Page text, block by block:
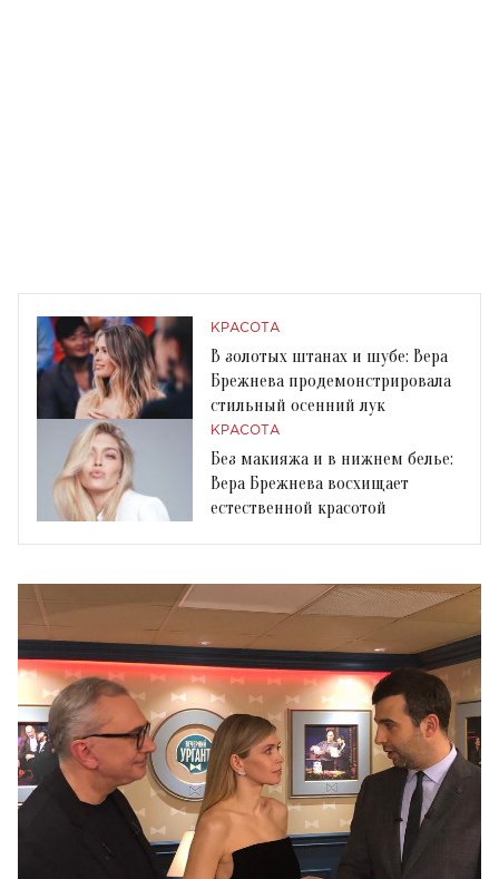
КРАСОТА
В золотых штанах и шубе: Вера
Брежнева продемонстрировала
стильный осенний лук
КРАСОТА
Без макияжа и в нижнем белье:
Вера Брежнева восхищает
естественной красотой